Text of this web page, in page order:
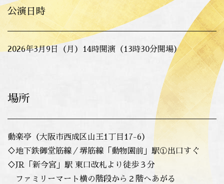
公演日時
2026年3月9日（月）14時開演（13時30分開場）
場所
動楽亭（大阪市西成区山王1丁目17-6）
♢地下鉄御堂筋線／堺筋線「動物園前」駅①出口すぐ
♢JR「新今宮」駅 東口改札より徒歩３分
ファミリーマート横の階段から２階へあがる